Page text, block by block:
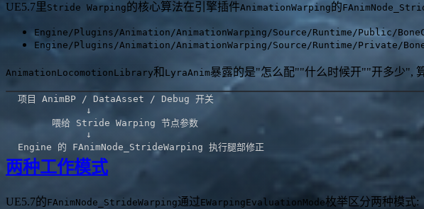
UE5.7里Stride Warping的核心算法在引擎插件AnimationWarping的
Engine/Plugins/Animation/AnimationWarping/Source/Runtime/Public/
Engine/Plugins/Animation/AnimationWarping/Source/Runtime/Private/
AnimationLocomotionLibrary和 LyraAnim暴露的是"怎么配""什么时候开""开多少",
两种工作模式
UE5.7的FAnimNode_StrideWarping通过EWarpingEvaluationMode枚举区分两种模式: